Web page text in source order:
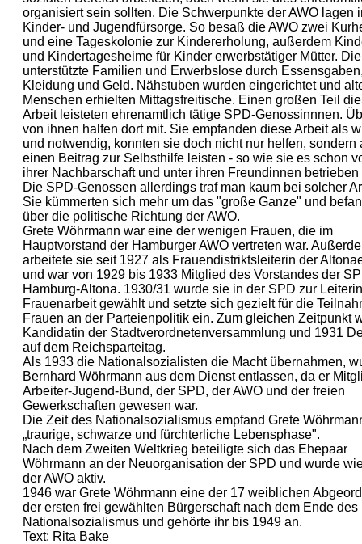
organisiert sein sollten. Die Schwerpunkte der AWO lagen
Kinder- und Jugendfürsorge. So besaß die AWO zwei
und eine Tageskolonie zur Kindererholung, außerdem
und Kindertagesheime für Kinder erwerbstätiger Mütter.
unterstützte Familien und Erwerbslose durch
Kleidung und Geld. Nähstuben wurden eingerichtet und
Menschen erhielten Mittagsfreitische. Einen großen Teil
Arbeit leisteten ehrenamtlich tätige SPD-Genossinnnen.
von ihnen halfen dort mit. Sie empfanden diese Arbeit als
und notwendig, konnten sie doch nicht nur helfen, sondern
einen Beitrag zur Selbsthilfe leisten - so wie sie es schon
ihrer Nachbarschaft und unter ihren Freundinnen betrieben
Die SPD-Genossen allerdings traf man kaum bei solcher
Sie kümmerten sich mehr um das "große Ganze" und
über die politische Richtung der AWO.
Grete Wöhrmann war eine der wenigen Frauen, die im
Hauptvorstand der Hamburger AWO vertreten war.
arbeitete sie seit 1927 als Frauendistriktsleiterin der
und war von 1929 bis 1933 Mitglied des Vorstandes der
Hamburg-Altona. 1930/31 wurde sie in der SPD zur
Frauenarbeit gewählt und setzte sich gezielt für die
Frauen an der Parteienpolitik ein. Zum gleichen Zeitpunkt
Kandidatin der Stadtverordnetenversammlung und 1931
auf dem Reichsparteitag.
Als 1933 die Nationalsozialisten die Macht übernahmen,
Bernhard Wöhrmann aus dem Dienst entlassen, da er
Arbeiter-Jugend-Bund, der SPD, der AWO und der freien
Gewerkschaften gewesen war.
Die Zeit des Nationalsozialismus empfand Grete
„traurige, schwarze und fürchterliche Lebensphase".
Nach dem Zweiten Weltkrieg beteiligte sich das Ehepaar
Wöhrmann an der Neuorganisation der SPD und wurde
der AWO aktiv.
1946 war Grete Wöhrmann eine der 17 weiblichen
der ersten frei gewählten Bürgerschaft nach dem Ende des
Nationalsozialismus und gehörte ihr bis 1949 an.
Text: Rita Bake